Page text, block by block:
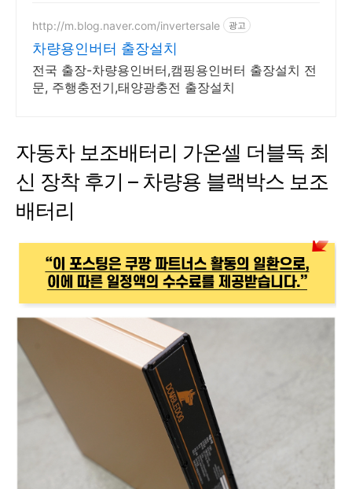
무료반품.
http://m.blog.naver.com/invertersale 광고
차량용인버터 출장설치
전국 출장-차량용인버터,캠핑용인버터 출장설치 전
문, 주행충전기,태양광충전 출장설치
자동차 보조배터리 가온셀 더블독 최
신 장착 후기 – 차량용 블랙박스 보조
배터리